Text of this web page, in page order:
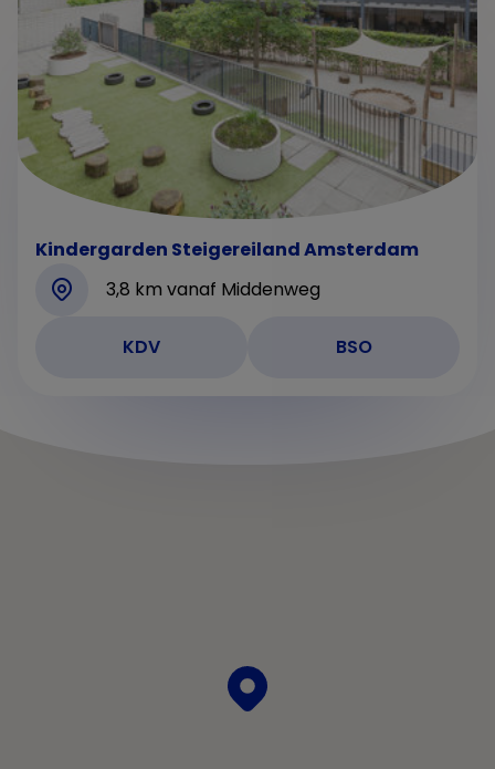
Kindergarden Steigereiland Amsterdam
3,8 km vanaf Middenweg
KDV BSO